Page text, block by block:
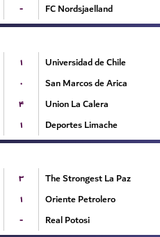
- FC Nordsjaelland
۱ Universidad de Chile
۰ San Marcos de Arica
۴ Union La Calera
۱ Deportes Limache
۳ The Strongest La Paz
۱ Oriente Petrolero
- Real Potosi